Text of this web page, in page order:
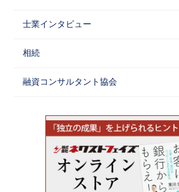
士業インタビュー
相続
融資コンサルタント協会